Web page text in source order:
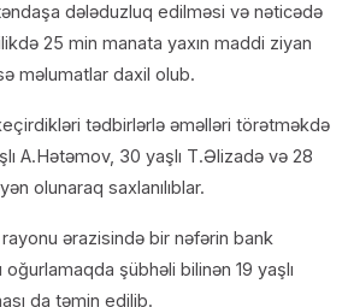
dələduzluq edilməsi və nəticədə
25 min manata yaxın maddi ziyan
məlumatlar daxil olub.
tədbirlərlə əməlləri törətməkdə
A.Hətəmov, 30 yaşlı T.Əlizadə və 28
olunaraq saxlanılıblar.
ərazisində bir nəfərin bank
oğurlamaqda şübhəli bilinən 19 yaşlı
da təmin edilib.